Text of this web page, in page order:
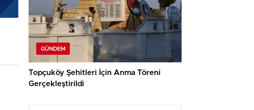
GÜNDEM
Topçuköy Şehitleri İçin Anma Töreni
Gerçekleştirildi